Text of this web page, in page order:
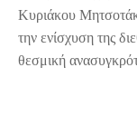
Κυριάκου
την ενίσχυση της
θεσμική